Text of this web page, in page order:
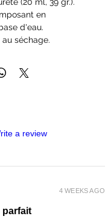
(20 ml, 39 gr.).
en
d'eau.
séchage.
propriétés
malodorants dans
causer des
à l'eau.
a review
parfait
4 WEEKS AGO